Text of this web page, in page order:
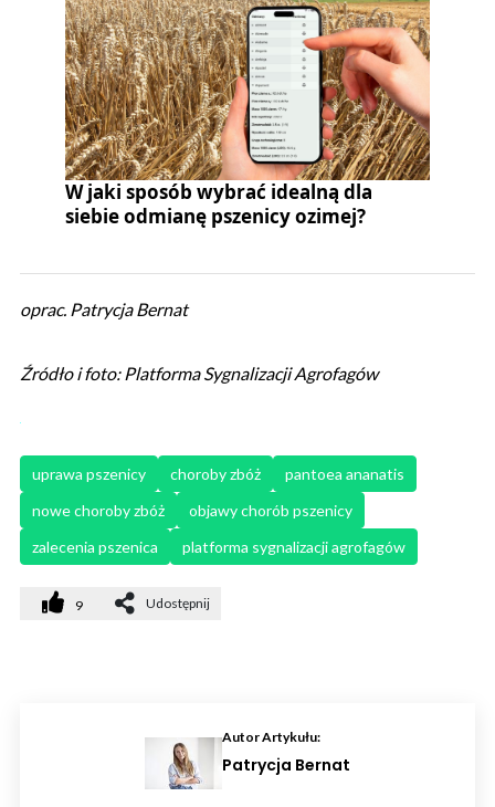
W jaki sposób wybrać idealną dla
siebie odmianę pszenicy ozimej?
oprac. Patrycja Bernat
Źródło i foto: Platforma Sygnalizacji Agrofagów
uprawa pszenicy choroby zbóż
pantoea ananatis
nowe choroby zbóż
objawy chorób pszenicy
zalecenia pszenica
platforma sygnalizacji agrofagów
9 Udostępnij
Autor Artykułu:
Patrycja Bernat